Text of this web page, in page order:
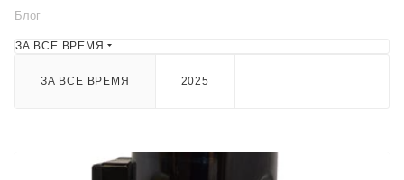
Блог
ЗА ВСЕ ВРЕМЯ
ЗА ВСЕ ВРЕМЯ 2025